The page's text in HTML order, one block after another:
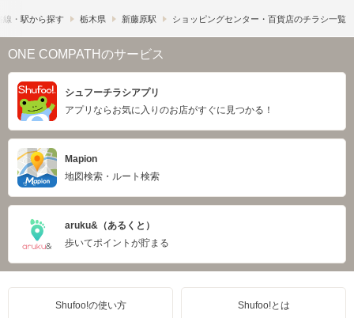
線・駅から探す 栃木県 新藤原駅 ショッピングセンター・百貨店のチラシ一覧
ONE COMPATHのサービス
シュフーチラシアプリ
アプリならお気に入りのお店がすぐに見つかる！
Mapion
地図検索・ルート検索
aruku&（あるくと）
歩いてポイントが貯まる
Shufoo!の使い方 Shufoo!とは